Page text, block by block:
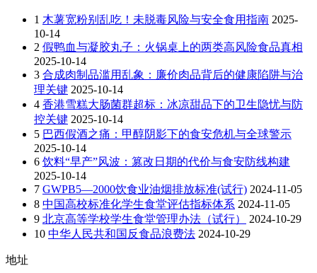
1 木薯宽粉别乱吃！未脱毒风险与安全食用指南 2025-
10-14
2 假鸭血与凝胶丸子：火锅桌上的两类高风险食品真相
2025-10-14
3 合成肉制品滥用乱象：廉价肉品背后的健康陷阱与治
理关键 2025-10-14
4 香港雪糕大肠菌群超标：冰凉甜品下的卫生隐忧与防
控关键 2025-10-14
5 巴西假酒之痛：甲醇阴影下的食安危机与全球警示
2025-10-14
6 饮料“早产”风波：篡改日期的代价与食安防线构建
2025-10-14
7 GWPB5—2000饮食业油烟排放标准(试行) 2024-11-05
8 中国高校标准化学生食堂评估指标体系 2024-11-05
9 北京高等学校学生食堂管理办法（试行）
2024-10-29
10 中华人民共和国反食品浪费法 2024-10-29
地址